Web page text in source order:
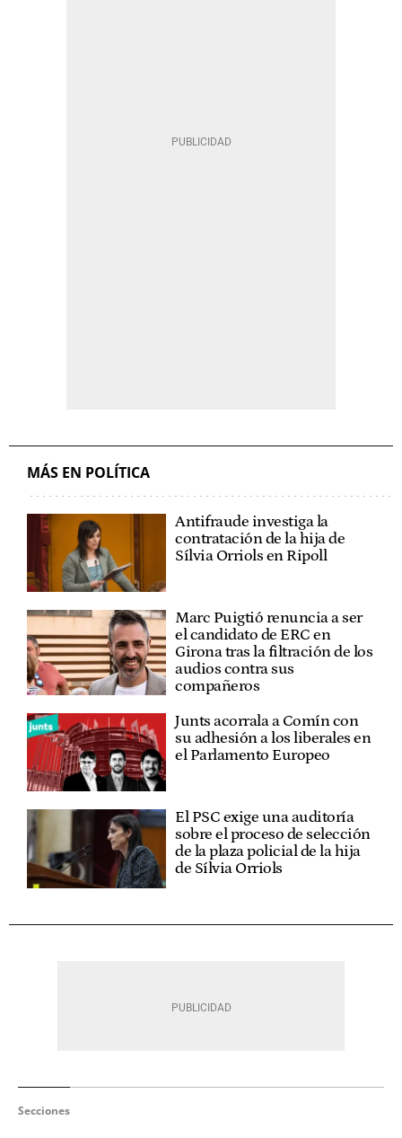
MÁS EN POLÍTICA
Antifraude investiga la
contratación de la hija de
Sílvia Orriols en Ripoll
Marc Puigtió renuncia a ser
el candidato de ERC en
Girona tras la filtración de los
audios contra sus
compañeros
Junts acorrala a Comín con
su adhesión a los liberales en
el Parlamento Europeo
El PSC exige una auditoría
sobre el proceso de selección
de la plaza policial de la hija
de Sílvia Orriols
Secciones